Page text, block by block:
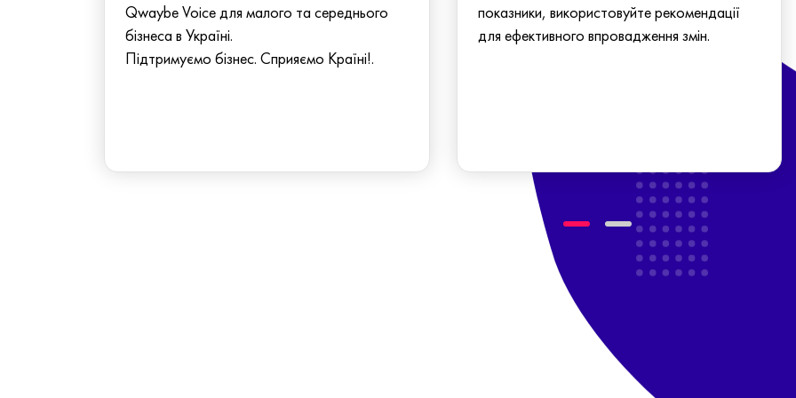
Qwaybe Voice для малого та середнього
бізнеса в Україні.
Підтримуємо бізнес. Сприяємо Країні!.
показники, використовуйте рекомендації
для ефективного впровадження змін.